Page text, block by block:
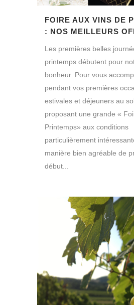
FOIRE AUX VINS DE
: NOS MEILLEURS
Les premières belles
printemps débutent pour
bonheur. Pour vous
pendant vos premières
estivales et déjeuners au
proposant une grande «
Printemps» aux conditions
particulièrement
manière bien agréable de
début...